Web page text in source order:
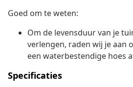
Goed om te weten:
Om de levensduur van je
verlengen, raden wij je aan
een waterbestendige hoes
Specificaties